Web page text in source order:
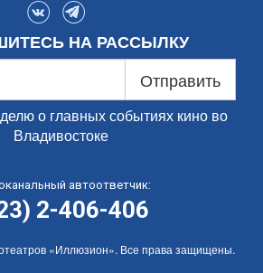
НА РАССЫЛКУ
Отправить
о главных событиях кино во
Владивостоке
автоответчик:
2-406-406
«Иллюзион». Все права защищены.